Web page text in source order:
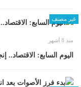
غير مصنف
منذ 8 أشهر
اليوم السابع: الاقتصاد.. إنجازات 2025